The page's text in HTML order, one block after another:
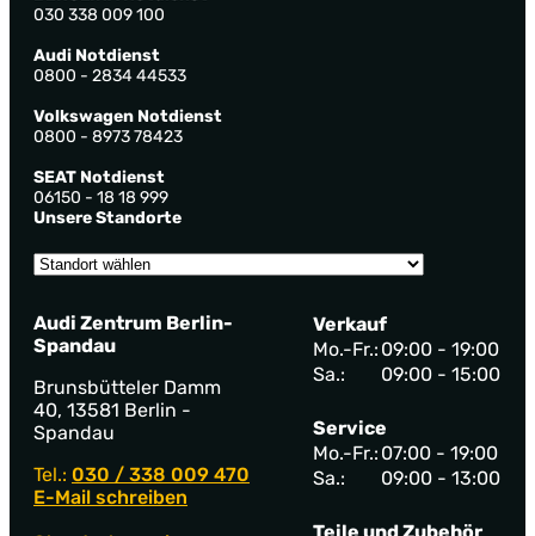
030 338 009 100
Audi Notdienst
0800 - 2834 44533
Volkswagen Notdienst
0800 - 8973 78423
SEAT Notdienst
06150 - 18 18 999
Unsere Standorte
Audi Zentrum Berlin-
Spandau
Brunsbütteler Damm
40, 13581 Berlin -
Spandau
Tel.: 030 / 338 009 470
E-Mail schreiben
Verkauf
Mo.-Fr.: 09:00 - 19:00
Sa.:
09:00 - 15:00
Service
Mo.-Fr.: 07:00 - 19:00
Sa.:
09:00 - 13:00